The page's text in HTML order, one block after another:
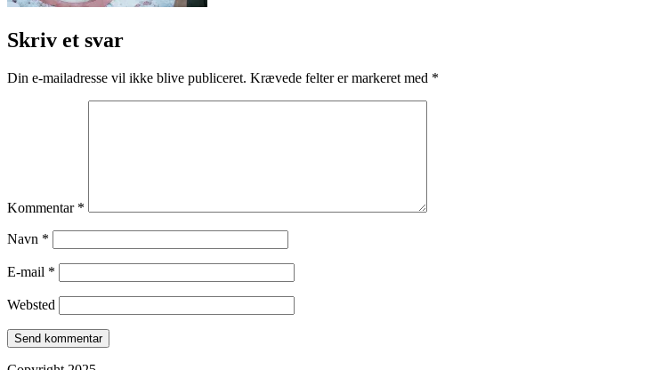
Skriv et svar
Din e-mailadresse vil ikke blive publiceret. Krævede felter er markeret med *
Kommentar *
Navn *
E-mail *
Websted